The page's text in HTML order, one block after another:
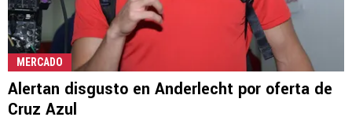
MERCADO
Alertan disgusto en Anderlecht por oferta de
Cruz Azul